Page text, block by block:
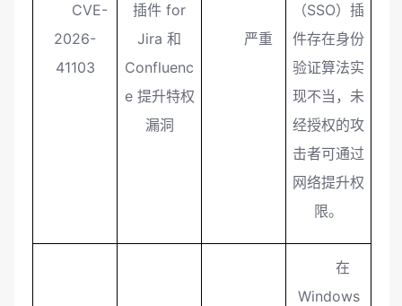
CVE-
2026-
41103
插件 for
Jira 和
Confluenc
e 提升特权
漏洞
严重
（SSO）插
件存在身份
验证算法实
现不当，未
经授权的攻
击者可通过
网络提升权
限。
在
Windows